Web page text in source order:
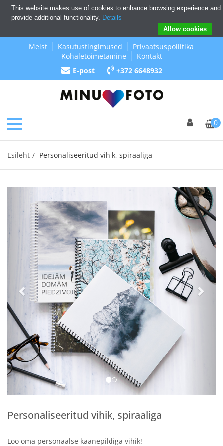
Meist Kasutustingimused
Privaatsuspoliitika
Kohaletoimetamine
Kontakt
E-post
+372 6648932
0
Esileht Personaliseeritud vihik, spiraaliga
Previous Next
Personaliseeritud vihik, spiraaliga
Loo oma personaalse kaanepildiga vihik!
This website makes use of cookies to enhance browsing experience and
provide additional functionality. Details
Allow cookies